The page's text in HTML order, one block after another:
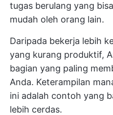
tugas berulang yang
mudah oleh orang lain.
Daripada bekerja lebih
yang kurang produktif,
bagian yang paling
Anda. Keterampilan
ini adalah contoh yang
lebih cerdas.